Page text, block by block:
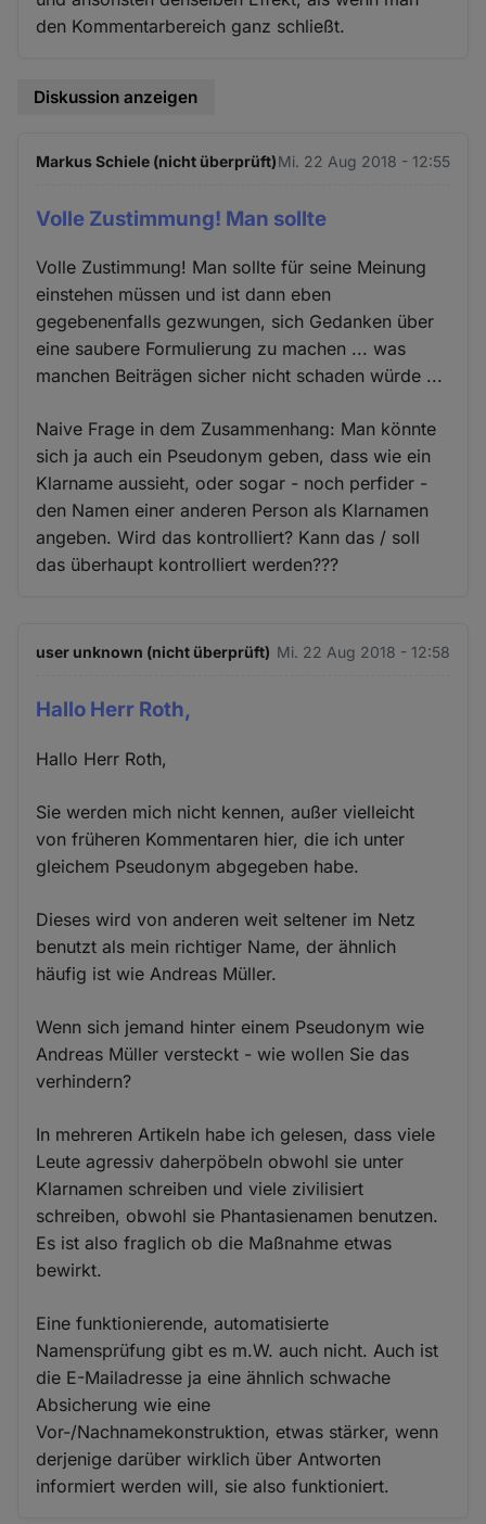
den Kommentarbereich ganz schließt.
Diskussion anzeigen
Markus Schiele (nicht überprüft)Mi. 22 Aug 2018 - 12:55
Volle Zustimmung! Man sollte
Volle Zustimmung! Man sollte für seine Meinung
einstehen müssen und ist dann eben
gegebenenfalls gezwungen, sich Gedanken über
eine saubere Formulierung zu machen ... was
manchen Beiträgen sicher nicht schaden würde ...
Naive Frage in dem Zusammenhang: Man könnte
sich ja auch ein Pseudonym geben, dass wie ein
Klarname aussieht, oder sogar - noch perfider -
den Namen einer anderen Person als Klarnamen
angeben. Wird das kontrolliert? Kann das / soll
das überhaupt kontrolliert werden???
user unknown (nicht überprüft) Mi. 22 Aug 2018 - 12:58
Hallo Herr Roth,
Hallo Herr Roth,
Sie werden mich nicht kennen, außer vielleicht
von früheren Kommentaren hier, die ich unter
gleichem Pseudonym abgegeben habe.
Dieses wird von anderen weit seltener im Netz
benutzt als mein richtiger Name, der ähnlich
häufig ist wie Andreas Müller.
Wenn sich jemand hinter einem Pseudonym wie
Andreas Müller versteckt - wie wollen Sie das
verhindern?
In mehreren Artikeln habe ich gelesen, dass viele
Leute agressiv daherpöbeln obwohl sie unter
Klarnamen schreiben und viele zivilisiert
schreiben, obwohl sie Phantasienamen benutzen.
Es ist also fraglich ob die Maßnahme etwas
bewirkt.
Eine funktionierende, automatisierte
Namensprüfung gibt es m.W. auch nicht. Auch ist
die E-Mailadresse ja eine ähnlich schwache
Absicherung wie eine
Vor-/Nachnamekonstruktion, etwas stärker, wenn
derjenige darüber wirklich über Antworten
informiert werden will, sie also funktioniert.